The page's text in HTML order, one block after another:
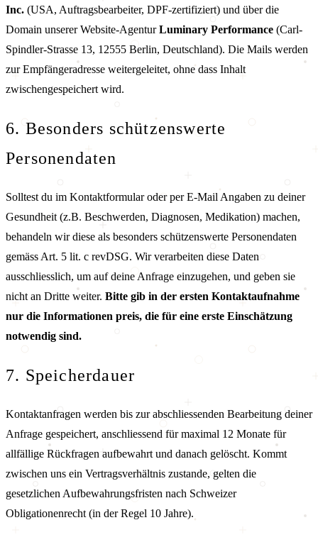
Inc. (USA, Auftragsbearbeiter, DPF-zertifiziert) und über die
Domain unserer Website-AgenturLuminary Performance (Carl-
Spindler-Strasse 13, 12555 Berlin, Deutschland). Die Mails werden
zur Empfängeradresse weitergeleitet, ohne dass Inhalt
zwischengespeichert wird.
6. Besonders schützenswerte
Personendaten
Solltest du im Kontaktformular oder per E-Mail Angaben zu deiner
Gesundheit (z.B. Beschwerden, Diagnosen, Medikation) machen,
behandeln wir diese als besonders schützenswerte Personendaten
gemäss Art. 5 lit. c revDSG. Wir verarbeiten diese Daten
ausschliesslich, um auf deine Anfrage einzugehen, und geben sie
nicht an Dritte weiter. Bitte gib in der ersten Kontaktaufnahme
nur die Informationen preis, die für eine erste Einschätzung
notwendig sind.
7. Speicherdauer
Kontaktanfragen werden bis zur abschliessenden Bearbeitung deiner
Anfrage gespeichert, anschliessend für maximal 12 Monate für
allfällige Rückfragen aufbewahrt und danach gelöscht. Kommt
zwischen uns ein Vertragsverhältnis zustande, gelten die
gesetzlichen Aufbewahrungsfristen nach Schweizer
Obligationenrecht (in der Regel 10 Jahre).